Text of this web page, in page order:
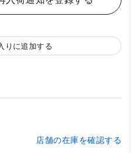
りに追加する
店舗の在庫を確認する